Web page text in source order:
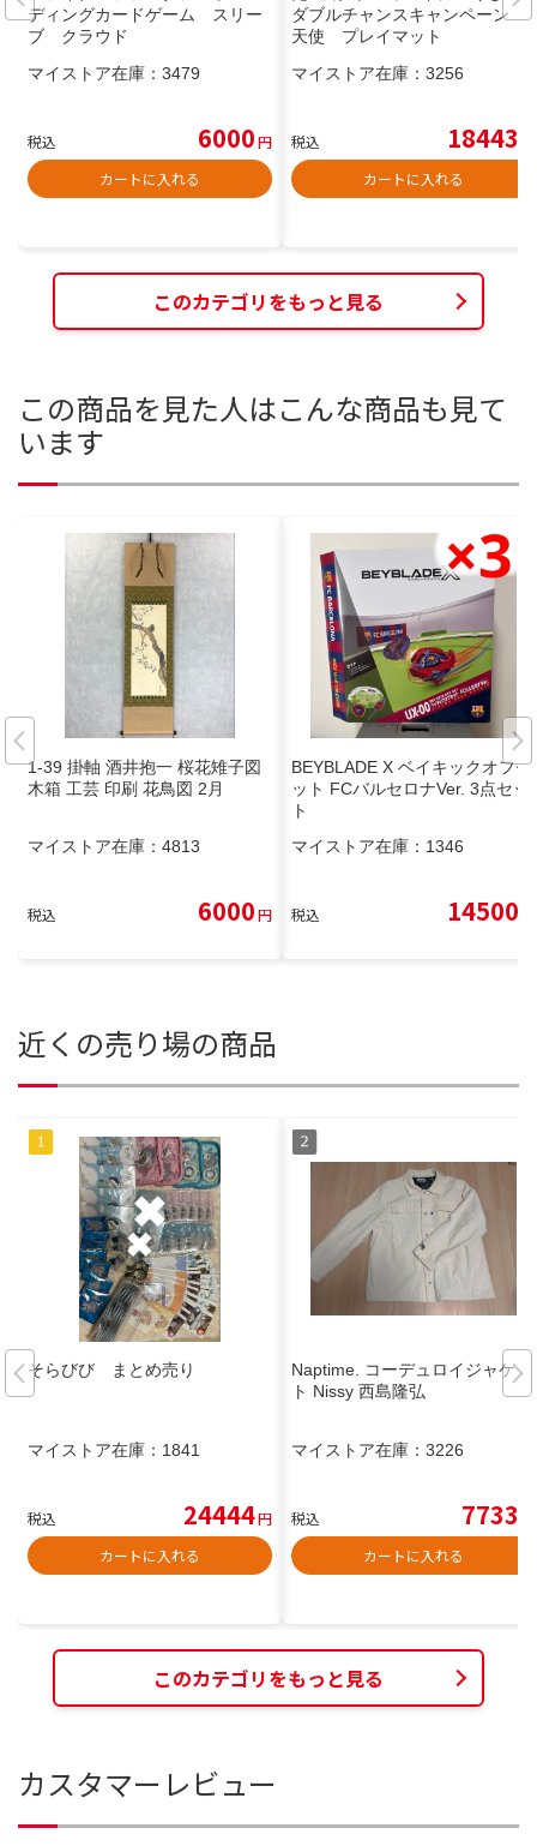
ディングカードゲーム スリー
ブ クラウド
マイストア在庫： 3479
税込 6000円
カートに入れる
ダブルチャンスキャンペーン
天使 プレイマット
マイストア在庫： 3256
税込 18443
カートに入れる
このカテゴリをもっと見る
この商品を見た人はこんな商品も見て
います
1-39 掛軸 酒井抱一 桜花雉子図
木箱 工芸 印刷 花鳥図 2月
マイストア在庫： 4813
税込 6000円
BEYBLADE X ベイキックオフセ
ット FCバルセロナVer. 3点セッ
ト
マイストア在庫： 1346
税込 14500
近くの売り場の商品
そらびび まとめ売り
マイストア在庫： 1841
税込 24444円
カートに入れる
Naptime. コーデュロイジャケッ
ト Nissy 西島隆弘
マイストア在庫： 3226
税込 7733
カートに入れる
このカテゴリをもっと見る
カスタマーレビュー